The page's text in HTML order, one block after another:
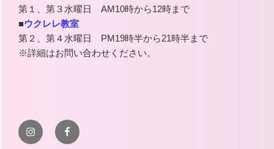
第１、第３水曜日 AM10時から12時まで
■ウクレレ教室
第２、第４水曜日 PM19時半から21時半まで
※詳細はお問い合わせください。
Instagramfacebook